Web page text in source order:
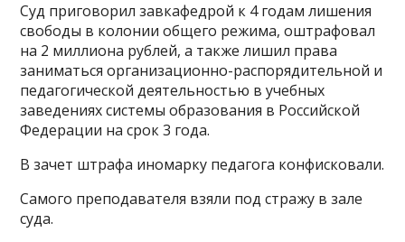
Суд приговорил завкафедрой к 4 годам лишения
свободы в колонии общего режима, оштрафовал
на 2 миллиона рублей, а также лишил права
заниматься организационно-распорядительной и
педагогической деятельностью в учебных
заведениях системы образования в Российской
Федерации на срок 3 года.
В зачет штрафа иномарку педагога конфисковали.
Самого преподавателя взяли под стражу в зале
суда.